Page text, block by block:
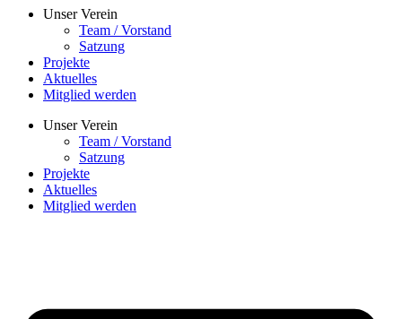
Unser Verein
Team / Vorstand
Satzung
Projekte
Aktuelles
Mitglied werden
Unser Verein
Team / Vorstand
Satzung
Projekte
Aktuelles
Mitglied werden